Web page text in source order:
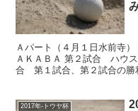
Ａパート（４月１日水前寺
ＡＫＡＢＡ 第２試合 ハウ
合 第１試合、第２試合の勝
2017年-トウヤ杯